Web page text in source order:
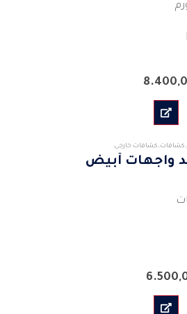
الخارجية ( اضاءة شوارع )
, كشافات , كشافات خارجى
واجهات أبيض